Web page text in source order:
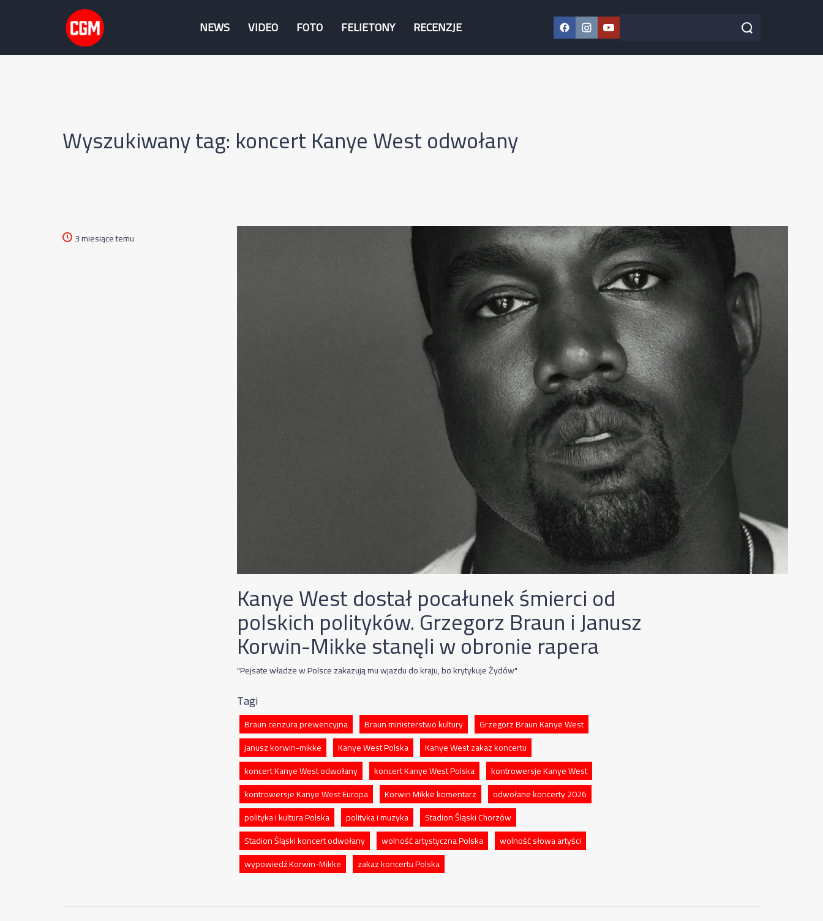
NEWS VIDEO FOTO FELIETONY RECENZJE Facebook
Instagram
YouTube
Szukaj w serwisie Szukaj
Wyszukiwany tag: koncert Kanye West odwołany
3 miesiące temu
Kanye West dostał pocałunek śmierci od
polskich polityków. Grzegorz Braun i Janusz
Korwin-Mikke stanęli w obronie rapera
"Pejsate władze w Polsce zakazują mu wjazdu do kraju, bo krytykuje Żydów"
Tagi
Braun cenzura prewencyjna Braun ministerstwo kultury
Grzegorz Braun Kanye West
janusz korwin-mikke
Kanye West Polska
Kanye West zakaz koncertu
koncert Kanye West odwołany
koncert Kanye West Polska
kontrowersje Kanye West
kontrowersje Kanye West Europa
Korwin Mikke komentarz
odwołane koncerty 2026
polityka i kultura Polska
polityka i muzyka
Stadion Śląski Chorzów
Stadion Śląski koncert odwołany
wolność artystyczna Polska
wolność słowa artyści
wypowiedź Korwin-Mikke
zakaz koncertu Polska